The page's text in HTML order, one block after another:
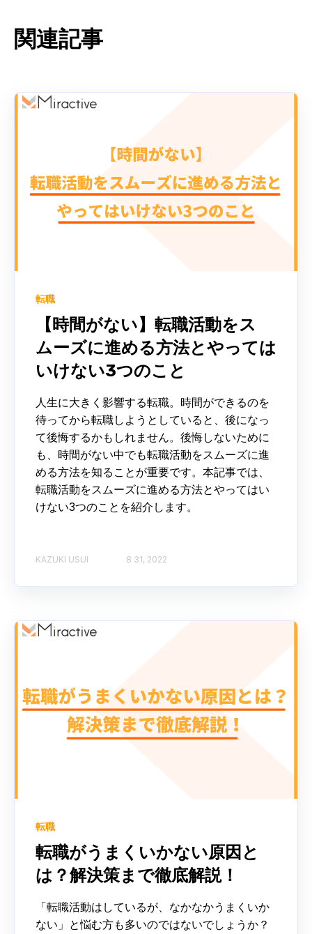
関連記事
転職
【時間がない】転職活動をス
ムーズに進める方法とやっては
いけない3つのこと
人生に大きく影響する転職。時間ができるのを
待ってから転職しようとしていると、後になっ
て後悔するかもしれません。後悔しないために
も、時間がない中でも転職活動をスムーズに進
める方法を知ることが重要です。本記事では、
転職活動をスムーズに進める方法とやってはい
けない3つのことを紹介します。
KAZUKI USUI 8 31, 2022
転職
転職がうまくいかない原因と
は？解決策まで徹底解説！
「転職活動はしているが、なかなかうまくいか
ない」と悩む方も多いのではないでしょうか？